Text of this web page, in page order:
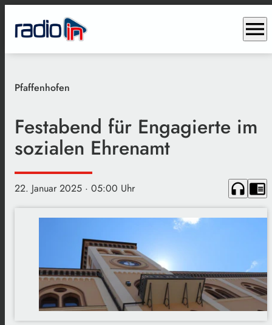
menu
Pfaffenhofen
Festabend für Engagierte im
sozialen Ehrenamt
22. Januar 2025 · 05:00 Uhr headphones chrome_reader_mode